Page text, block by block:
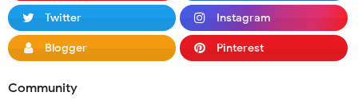
Twitter Instagram
Blogger Pinterest
Community